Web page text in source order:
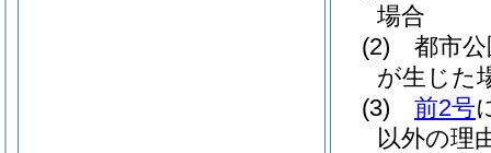
場合
(2)
都市
が生じた
(3)
前2号
以外の理